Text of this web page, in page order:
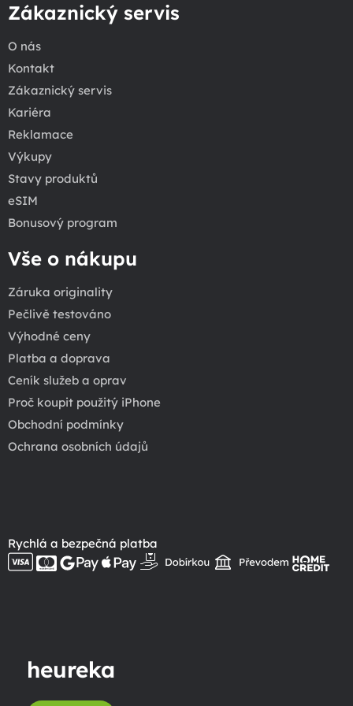
Zákaznický servis
O nás
Kontakt
Zákaznický servis
Kariéra
Reklamace
Výkupy
Stavy produktů
eSIM
Bonusový program
Vše o nákupu
Záruka originality
Pečlivě testováno
Výhodné ceny
Platba a doprava
Ceník služeb a oprav
Proč koupit použitý iPhone
Obchodní podmínky
Ochrana osobních údajů
Rychlá a bezpečná platba
heureka